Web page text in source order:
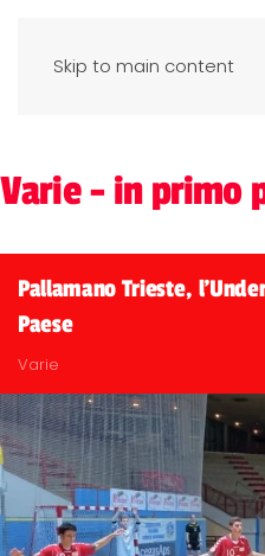
Skip to main content
Varie - in primo
Pallamano Trieste,
Paese
Varie